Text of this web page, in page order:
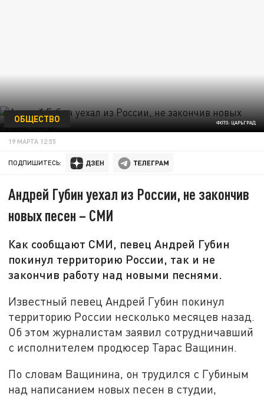
ФОТО: ЦАРЬГРАД
ОБЩЕСТВО
19 МАРТА 12:55
ПОДПИШИТЕСЬ:
Андрей Губин уехал из России, не закончив
новых песен – СМИ
Как сообщают СМИ, певец Андрей Губин
покинул территорию России, так и не
закончив работу над новыми песнями.
Известный певец Андрей Губин покинул
территорию России несколько месяцев назад.
Об этом журналистам заявил сотрудничавший
с исполнителем продюсер Тарас Ващинин.
По словам Ващинина, он трудился с Губиным
над написанием новых песен в студии,